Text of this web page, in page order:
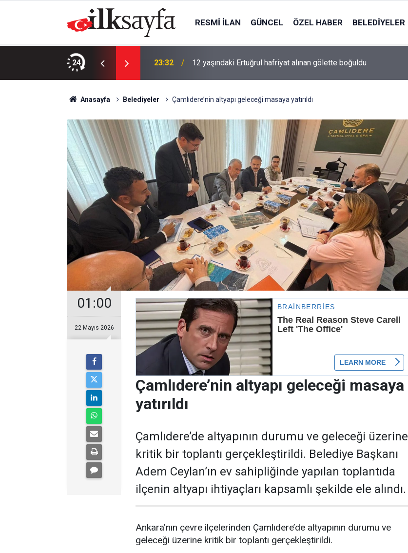
RESMI İLAN GÜNCEL ÖZEL HABER BELEDIYELER
24 23:32 12 yaşındaki Ertuğrul hafriyat alınan gölette boğuldu
Anasayfa Belediyeler Çamlıdere’nin altyapı geleceği masaya yatırıldı
01:00
22 Mayıs 2026
Çamlıdere’nin altyapı geleceği masaya
yatırıldı
Çamlıdere’de altyapının durumu ve geleceği üzerine
kritik bir toplantı gerçekleştirildi. Belediye Başkanı
Adem Ceylan’ın ev sahipliğinde yapılan toplantıda
ilçenin altyapı ihtiyaçları kapsamlı şekilde ele alındı.
Ankara’nın çevre ilçelerinden Çamlıdere’de altyapının durumu ve
geleceği üzerine kritik bir toplantı gerçekleştirildi.